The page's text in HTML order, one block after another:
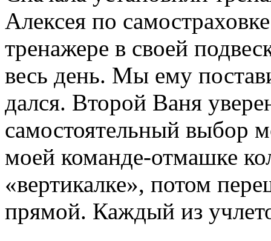
Алексея по
тренажере в своей
весь день. Мы ему
дался. Второй Ваня
самостоятельный выбор
моей команде-отмашке
«вертикалке», потом
прямой. Каждый из